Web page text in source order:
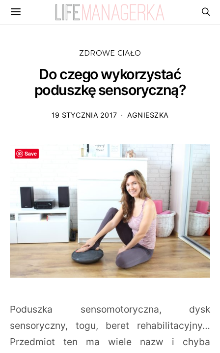
ZDROWE CIAŁO
Do czego wykorzystać
poduszkę sensoryczną?
19 STYCZNIA 2017 AGNIESZKA
Poduszka sensomotoryczna, dysk
sensoryczny, togu, beret rehabilitacyjny…
Przedmiot ten ma wiele nazw i chyba
Save